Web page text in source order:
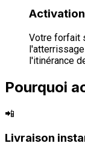
Votre forfait
l'itinérance
Pourquoi
📲
Livraison